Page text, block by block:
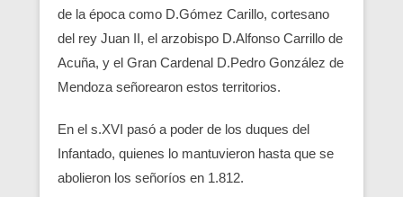
de la época como D.Gómez Carillo, cortesano
del rey Juan II, el arzobispo D.Alfonso Carrillo de
Acuña, y el Gran Cardenal D.Pedro González de
Mendoza señorearon estos territorios.
En el s.XVI pasó a poder de los duques del
Infantado, quienes lo mantuvieron hasta que se
abolieron los señoríos en 1.812.